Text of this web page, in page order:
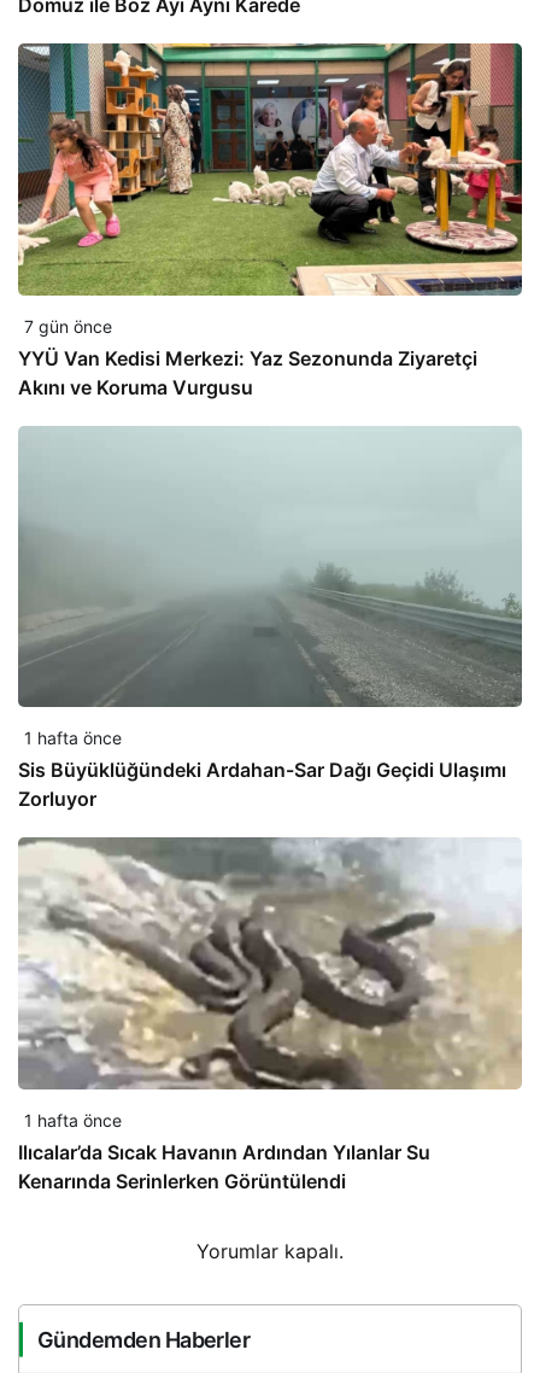
Domuz ile Boz Ayı Aynı Karede
7 gün önce
YYÜ Van Kedisi Merkezi: Yaz Sezonunda Ziyaretçi
Akını ve Koruma Vurgusu
1 hafta önce
Sis Büyüklüğündeki Ardahan-Sar Dağı Geçidi Ulaşımı
Zorluyor
1 hafta önce
Ilıcalar’da Sıcak Havanın Ardından Yılanlar Su
Kenarında Serinlerken Görüntülendi
Yorumlar kapalı.
Gündemden Haberler